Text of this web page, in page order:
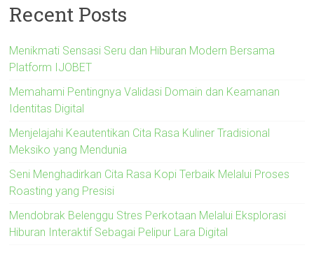
Recent Posts
Menikmati Sensasi Seru dan Hiburan Modern Bersama
Platform IJOBET
Memahami Pentingnya Validasi Domain dan Keamanan
Identitas Digital
Menjelajahi Keautentikan Cita Rasa Kuliner Tradisional
Meksiko yang Mendunia
Seni Menghadirkan Cita Rasa Kopi Terbaik Melalui Proses
Roasting yang Presisi
Mendobrak Belenggu Stres Perkotaan Melalui Eksplorasi
Hiburan Interaktif Sebagai Pelipur Lara Digital